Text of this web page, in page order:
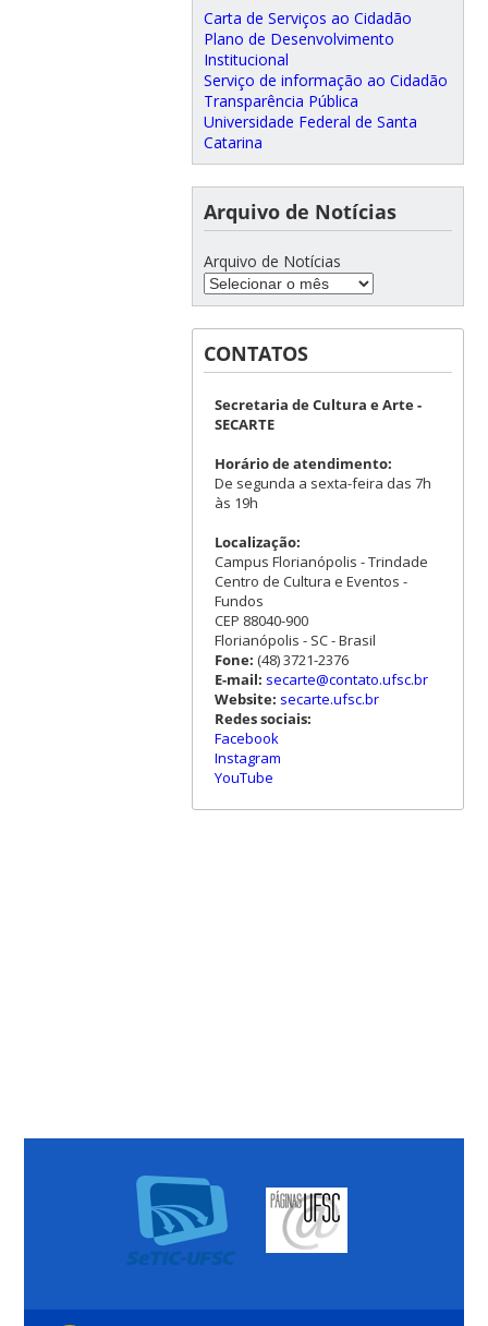
Carta de Serviços ao Cidadão
Plano de Desenvolvimento
Institucional
Serviço de informação ao Cidadão
Transparência Pública
Universidade Federal de Santa
Catarina
Arquivo de Notícias
Arquivo de Notícias
CONTATOS
Secretaria de Cultura e Arte -
SECARTE
Horário de atendimento:
De segunda a sexta-feira das 7h
às 19h
Localização:
Campus Florianópolis - Trindade
Centro de Cultura e Eventos -
Fundos
CEP 88040-900
Florianópolis - SC - Brasil
Fone: (48) 3721-2376
E-mail: secarte@contato.ufsc.br
Website: secarte.ufsc.br
Redes sociais:
Facebook
Instagram
YouTube